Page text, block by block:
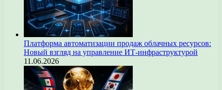
Платформа автоматизации продаж облачных ресурсов:
Новый взгляд на управление ИТ-инфраструктурой
11.06.2026